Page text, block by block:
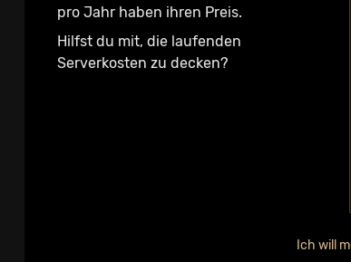
pro Jahr haben ihren Preis.
Hilfst du mit, die laufenden
Serverkosten zu decken?
Ich will